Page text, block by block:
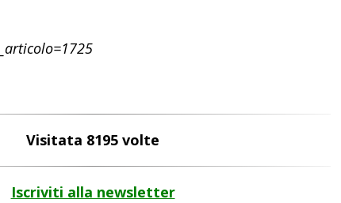
Visitata 8195 volte
Iscriviti alla newsletter